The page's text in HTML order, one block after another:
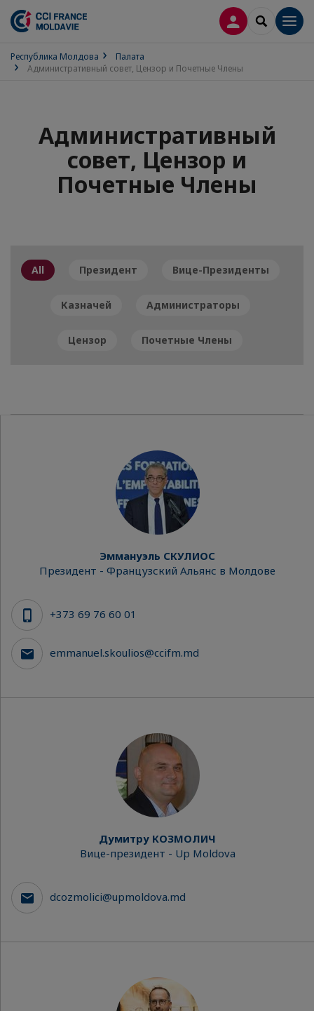
ВХОДSEARCH
Республика Молдова
Палата
Административный совет, Цензор и Почетные Члены
Административный
совет, Цензор и
Почетные Члены
All Президент Вице-Президенты
Казначей Администраторы
Цензор Почетные Члены
Эммануэль СКУЛИОС
Президент - Французский Альянс в Молдове
+373 69 76 60 01
emmanuel.skoulios@ccifm.md
Думитру КОЗМОЛИЧ
Вице-президент - Up Moldova
dcozmolici@upmoldova.md